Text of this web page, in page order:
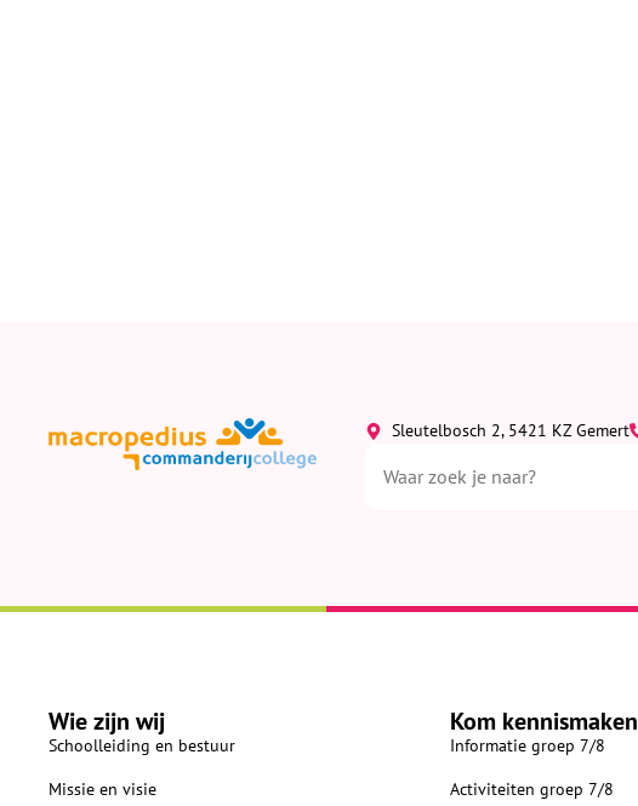
Sleutelbosch 2, 5421 KZ Gemert
Wie zijn wij
Schoolleiding en bestuur
Missie en visie
Kom kennismaken
Informatie groep 7/8
Activiteiten groep 7/8